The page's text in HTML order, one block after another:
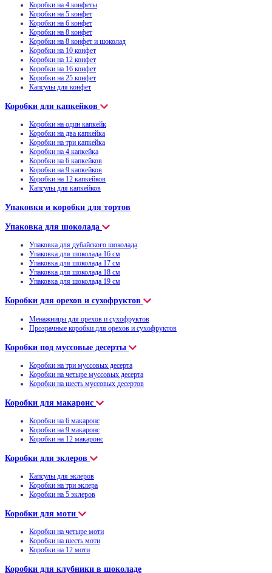
Коробки на 4 конфеты
Коробки на 5 конфет
Коробки на 6 конфет
Коробки на 8 конфет
Коробки на 8 конфет и шоколад
Коробки на 10 конфет
Коробки на 12 конфет
Коробки на 16 конфет
Коробки на 25 конфет
Капсулы для конфет
Коробки для капкейков
Коробки на один капкейк
Коробки на два капкейка
Коробки на три капкейка
Коробки на 4 капкейка
Коробки на 6 капкейков
Коробки на 9 капкейков
Коробки на 12 капкейков
Капсулы для капкейков
Упаковки и коробки для тортов
Упаковка для шоколада
Упаковка для дубайского шоколада
Упаковка для шоколада 16 см
Упаковка для шоколада 17 см
Упаковка для шоколада 18 см
Упаковка для шоколада 19 см
Коробки для орехов и сухофруктов
Менажницы для орехов и сухофруктов
Прозрачные коробки для орехов и сухофруктов
Коробки под муссовые десерты
Коробки на три муссовых десерта
Коробки на четыре муссовых десерта
Коробки на шесть муссовых десертов
Коробки для макаронс
Коробки на 6 макаронс
Коробки на 9 макаронс
Коробки на 12 макаронс
Коробки для эклеров
Капсулы для эклеров
Коробки на три эклера
Коробки на 5 эклеров
Коробки для моти
Коробки на четыре моти
Коробки на шесть моти
Коробки на 12 моти
Коробки для клубники в шоколаде